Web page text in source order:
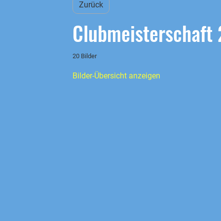
Zurück
Clubmeisterschaft
20 Bilder
Bilder-Übersicht anzeigen